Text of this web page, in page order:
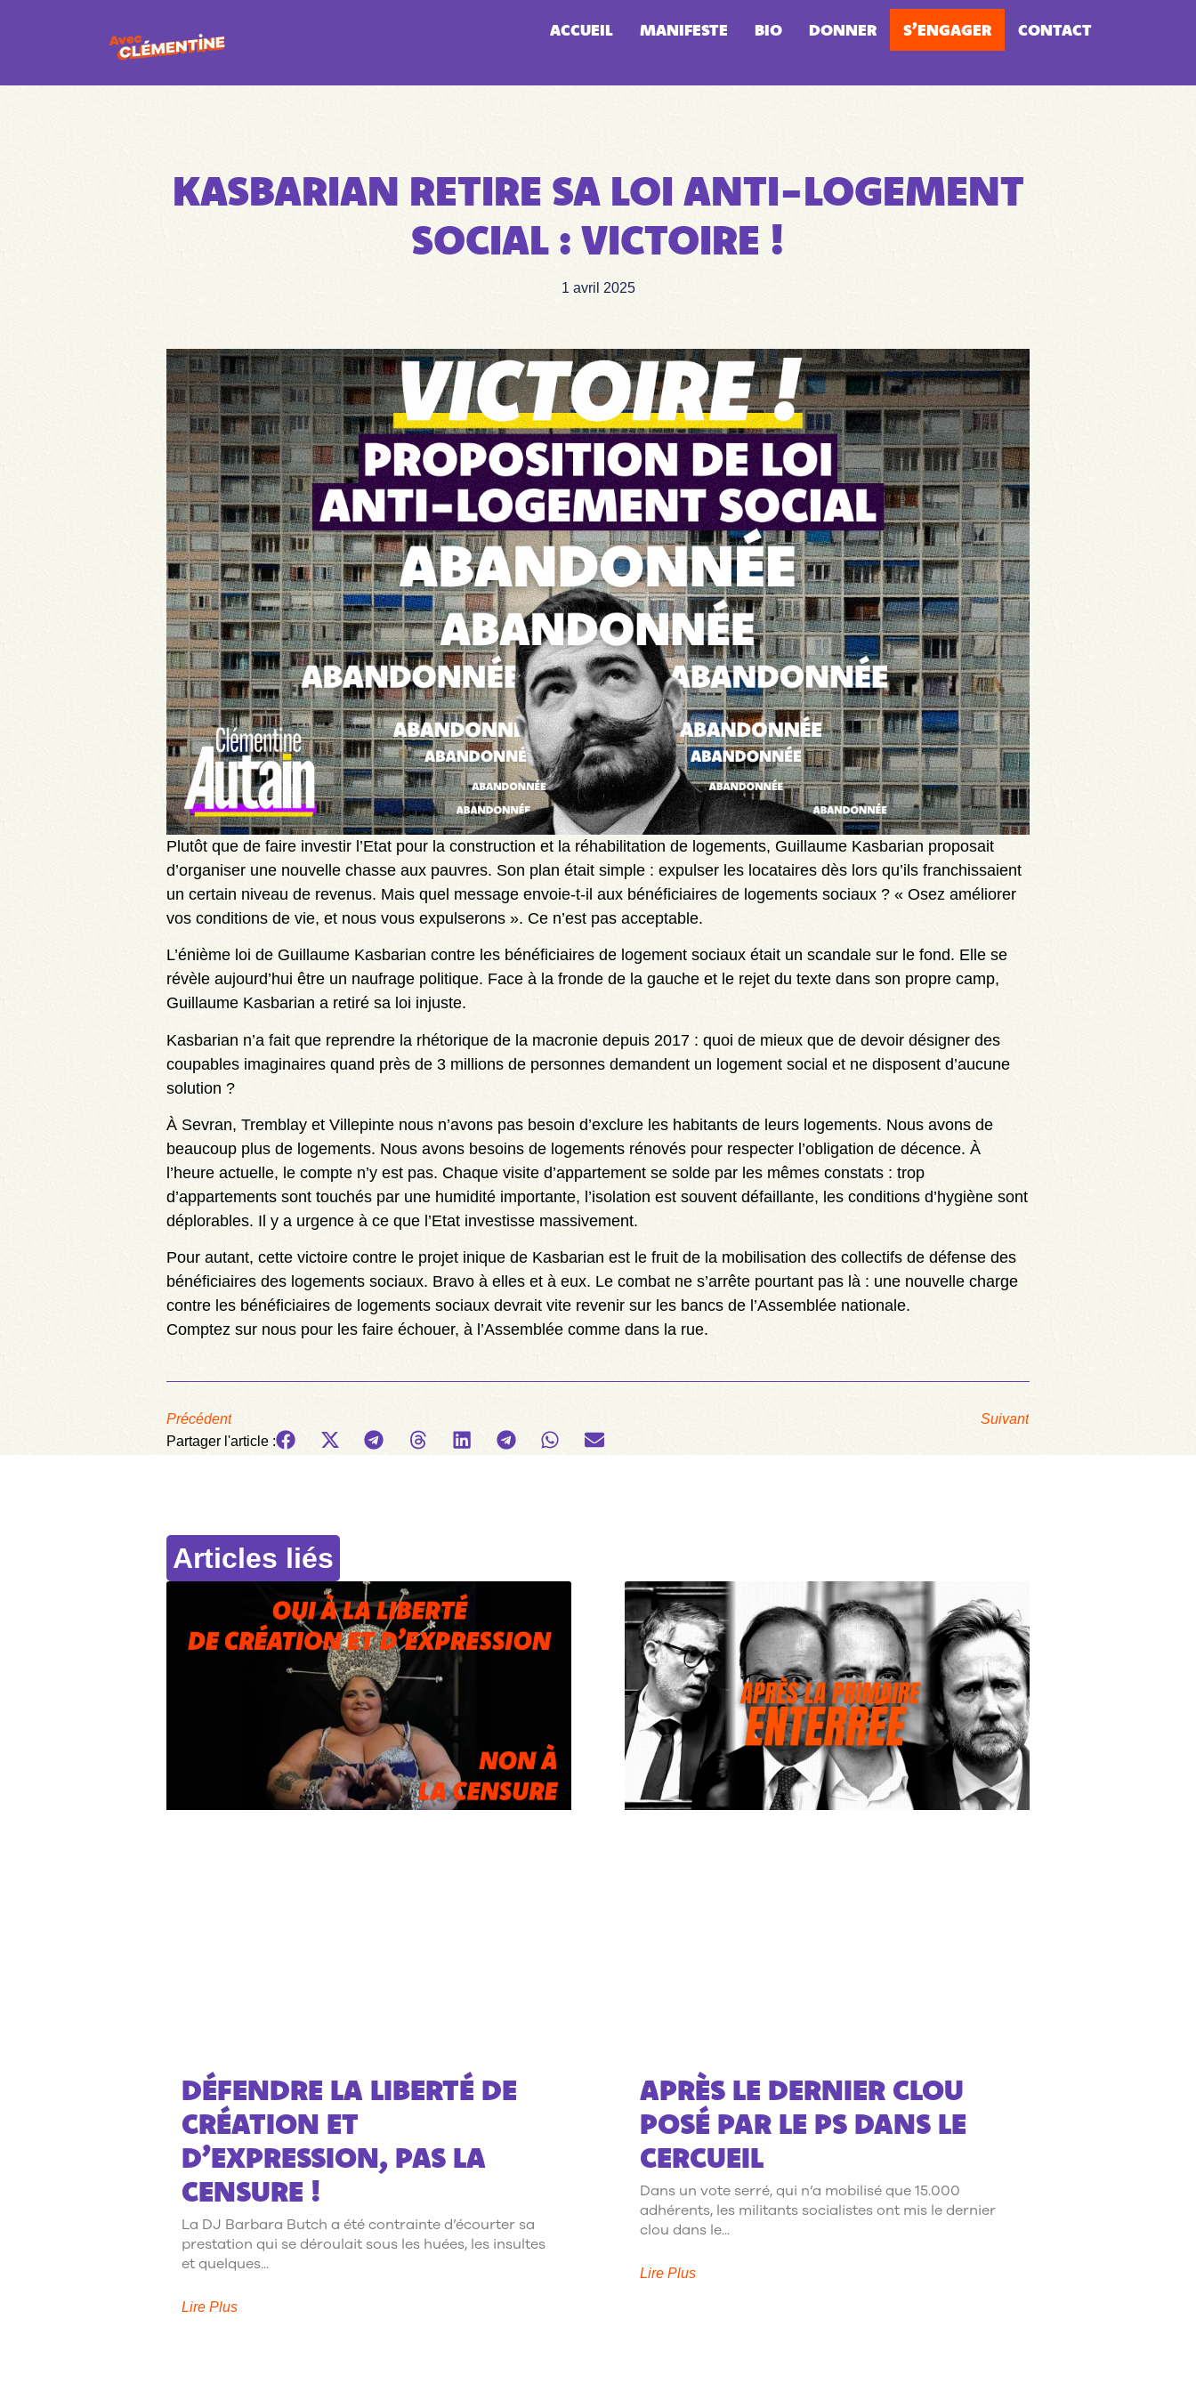
ACCUEIL MANIFESTE BIO DONNER S’ENGAGER CONTACT
KASBARIAN RETIRE SA LOI ANTI-LOGEMENT
SOCIAL : VICTOIRE !
1 avril 2025
Plutôt que de faire investir l’Etat pour la construction et la réhabilitation de logements, Guillaume Kasbarian proposait
d’organiser une nouvelle chasse aux pauvres. Son plan était simple : expulser les locataires dès lors qu’ils franchissaient
un certain niveau de revenus. Mais quel message envoie-t-il aux bénéficiaires de logements sociaux ? « Osez améliorer
vos conditions de vie, et nous vous expulserons ». Ce n’est pas acceptable.
L’énième loi de Guillaume Kasbarian contre les bénéficiaires de logement sociaux était un scandale sur le fond. Elle se
révèle aujourd’hui être un naufrage politique. Face à la fronde de la gauche et le rejet du texte dans son propre camp,
Guillaume Kasbarian a retiré sa loi injuste.
Kasbarian n’a fait que reprendre la rhétorique de la macronie depuis 2017 : quoi de mieux que de devoir désigner des
coupables imaginaires quand près de 3 millions de personnes demandent un logement social et ne disposent d’aucune
solution ?
À Sevran, Tremblay et Villepinte nous n’avons pas besoin d’exclure les habitants de leurs logements. Nous avons de
beaucoup plus de logements. Nous avons besoins de logements rénovés pour respecter l’obligation de décence. À
l’heure actuelle, le compte n’y est pas. Chaque visite d’appartement se solde par les mêmes constats : trop
d’appartements sont touchés par une humidité importante, l’isolation est souvent défaillante, les conditions d’hygiène sont
déplorables. Il y a urgence à ce que l’Etat investisse massivement.
Pour autant, cette victoire contre le projet inique de Kasbarian est le fruit de la mobilisation des collectifs de défense des
bénéficiaires des logements sociaux. Bravo à elles et à eux. Le combat ne s’arrête pourtant pas là : une nouvelle charge
contre les bénéficiaires de logements sociaux devrait vite revenir sur les bancs de l’Assemblée nationale.
Comptez sur nous pour les faire échouer, à l’Assemblée comme dans la rue.
Précédent
Suivant
Partager l'article :
Articles liés
DÉFENDRE LA LIBERTÉ DE
CRÉATION ET
D’EXPRESSION, PAS LA
CENSURE !
La DJ Barbara Butch a été contrainte d’écourter sa
prestation qui se déroulait sous les huées, les insultes
et quelques
Lire Plus
APRÈS LE DERNIER CLOU
POSÉ PAR LE PS DANS LE
CERCUEIL
Dans un vote serré, qui n’a mobilisé que 15.000
adhérents, les militants socialistes ont mis le dernier
clou dans le
Lire Plus